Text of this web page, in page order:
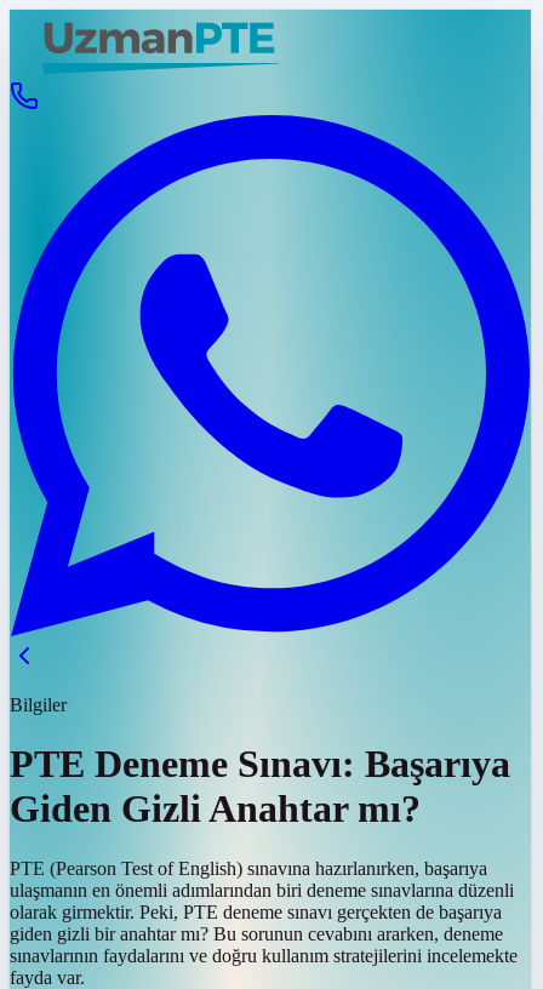
Bilgiler
PTE Deneme Sınavı: Başarıya
Giden Gizli Anahtar mı?
PTE (Pearson Test of English) sınavına hazırlanırken, başarıya
ulaşmanın en önemli adımlarından biri deneme sınavlarına düzenli
olarak girmektir. Peki, PTE deneme sınavı gerçekten de başarıya
giden gizli bir anahtar mı? Bu sorunun cevabını ararken, deneme
sınavlarının faydalarını ve doğru kullanım stratejilerini incelemekte
fayda var.